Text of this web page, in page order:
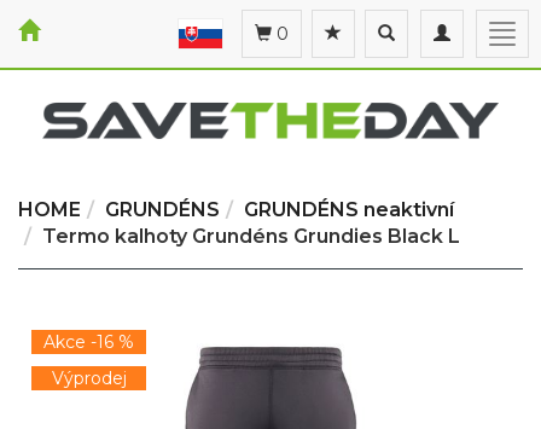
Toggle
navigation
Toggle
search
0
HOME GRUNDÉNS
GRUNDÉNS neaktivní
Termo kalhoty Grundéns Grundies Black L
Akce -16 %
Výprodej